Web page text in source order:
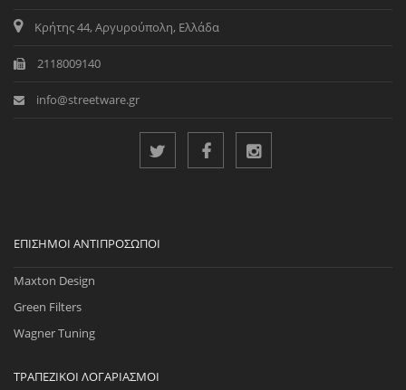
Κρήτης 44, Αργυρούπολη, Ελλάδα
2118009140
info@streetware.gr
ΕΠΊΣΗΜΟΙ ΑΝΤΙΠΡΌΣΩΠΟΙ
Maxton Design
Green Filters
Wagner Tuning
ΤΡΑΠΕΖΙΚΟΊ ΛΟΓΑΡΙΑΣΜΟΊ